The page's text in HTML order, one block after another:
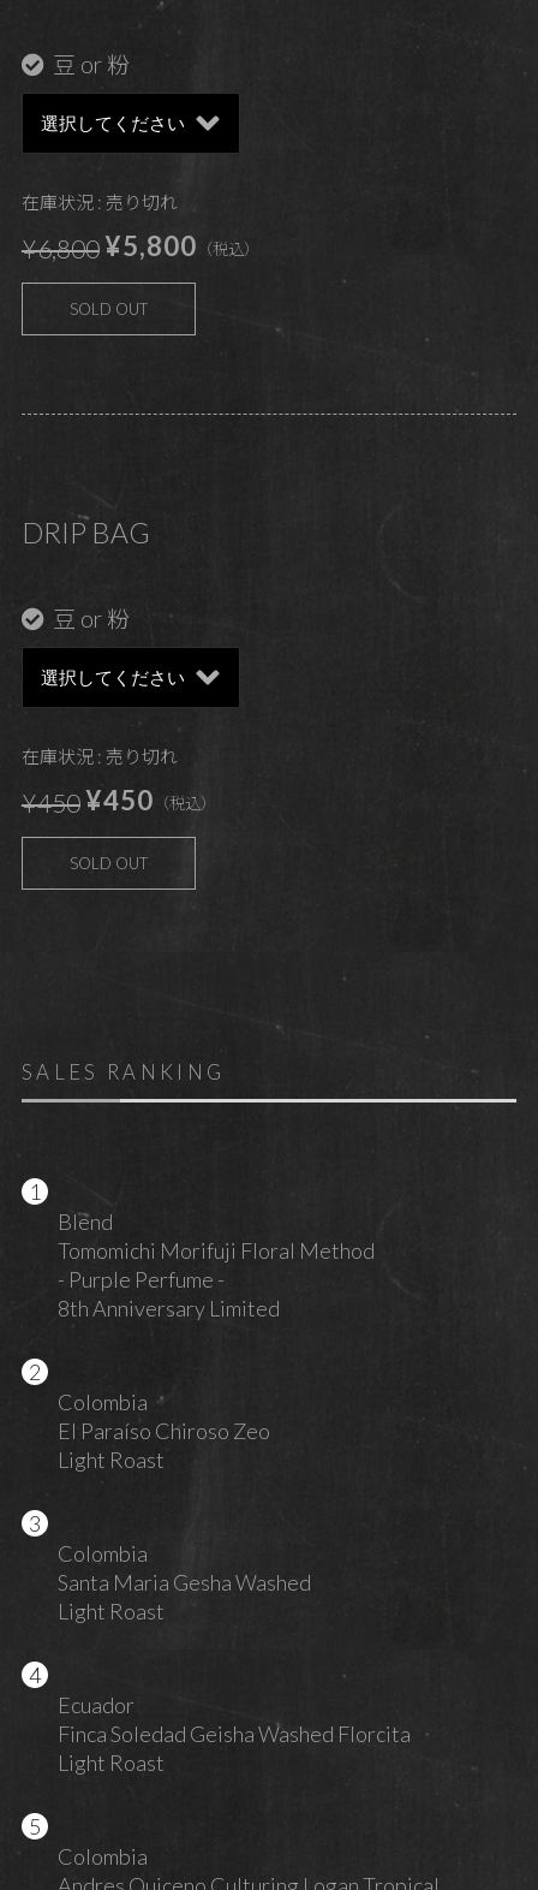
豆 or 粉
在庫状況 : 売り切れ
¥6,800¥5,800 （税込）
SOLD OUT
DRIP BAG
豆 or 粉
在庫状況 : 売り切れ
¥450¥450 （税込）
SOLD OUT
SALES RANKING
Blend
Tomomichi Morifuji Floral Method
- Purple Perfume -
8th Anniversary Limited
Colombia
El Paraíso Chiroso Zeo
Light Roast
Colombia
Santa Maria Gesha Washed
Light Roast
Ecuador
Finca Soledad Geisha Washed Florcita
Light Roast
Colombia